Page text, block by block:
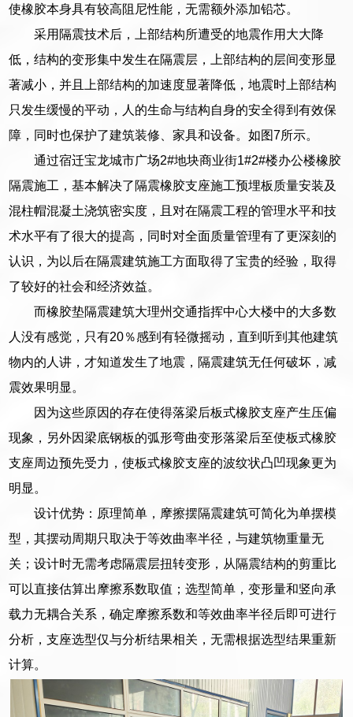
使橡胶本身具有较高阻尼性能，无需额外添加铅芯。
采用隔震技术后，上部结构所遭受的地震作用大大降
低，结构的变形集中发生在隔震层，上部结构的层间变形显
著减小，并且上部结构的加速度显著降低，地震时上部结构
只发生缓慢的平动，人的生命与结构自身的安全得到有效保
障，同时也保护了建筑装修、家具和设备。如图7所示。
通过宿迁宝龙城市广场2#地块商业街1#2#楼办公楼橡胶
隔震施工，基本解决了隔震橡胶支座施工预埋板质量安装及
混柱帽混凝土浇筑密实度，且对在隔震工程的管理水平和技
术水平有了很大的提高，同时对全面质量管理有了更深刻的
认识，为以后在隔震建筑施工方面取得了宝贵的经验，取得
了较好的社会和经济效益。
而橡胶垫隔震建筑大理州交通指挥中心大楼中的大多数
人没有感觉，只有20％感到有轻微摇动，直到听到其他建筑
物内的人讲，才知道发生了地震，隔震建筑无任何破坏，减
震效果明显。
因为这些原因的存在使得落梁后板式橡胶支座产生压偏
现象，另外因梁底钢板的弧形弯曲变形落梁后至使板式橡胶
支座周边预先受力，使板式橡胶支座的波纹状凸凹现象更为
明显。
设计优势：原理简单，摩擦摆隔震建筑可简化为单摆模
型，其摆动周期只取决于等效曲率半径，与建筑物重量无
关；设计时无需考虑隔震层扭转变形，从隔震结构的剪重比
可以直接估算出摩擦系数取值；选型简单，变形量和竖向承
载力无耦合关系，确定摩擦系数和等效曲率半径后即可进行
分析，支座选型仅与分析结果相关，无需根据选型结果重新
计算。